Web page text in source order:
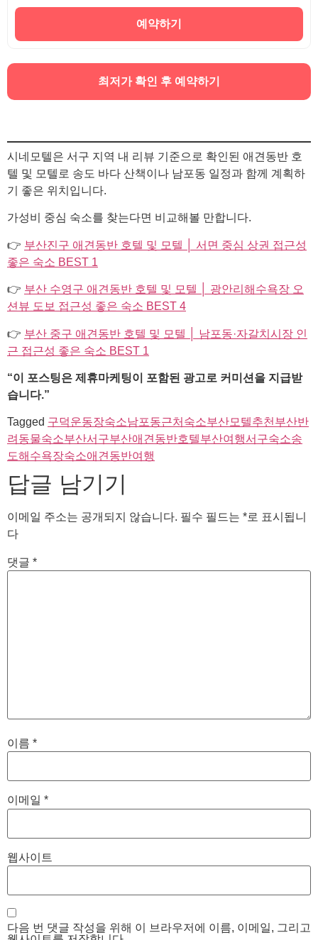
예약하기
최저가 확인 후 예약하기
시네모텔은 서구 지역 내 리뷰 기준으로 확인된 애견동반 호
텔 및 모텔로 송도 바다 산책이나 남포동 일정과 함께 계획하
기 좋은 위치입니다.
가성비 중심 숙소를 찾는다면 비교해볼 만합니다.
👉 부산진구 애견동반 호텔 및 모텔 │ 서면 중심 상권 접근성
좋은 숙소 BEST 1
👉 부산 수영구 애견동반 호텔 및 모텔 │ 광안리해수욕장 오
션뷰 도보 접근성 좋은 숙소 BEST 4
👉 부산 중구 애견동반 호텔 및 모텔 │ 남포동·자갈치시장 인
근 접근성 좋은 숙소 BEST 1
“이 포스팅은 제휴마케팅이 포함된 광고로 커미션을 지급받
습니다.”
Tagged 구덕운동장숙소남포동근처숙소부산모텔추천부산반
려동물숙소부산서구부산애견동반호텔부산여행서구숙소송
도해수욕장숙소애견동반여행
답글 남기기
이메일 주소는 공개되지 않습니다. 필수 필드는 *로 표시됩니
다
댓글 *
이름 *
이메일 *
웹사이트
다음 번 댓글 작성을 위해 이 브라우저에 이름, 이메일, 그리고